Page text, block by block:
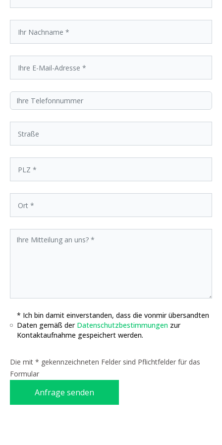
* Ich bin damit einverstanden, dass die vonmir übersandten
Daten gemäß der Datenschutzbestimmungen zur
Kontaktaufnahme gespeichert werden.
Die mit * gekennzeichneten Felder sind Pflichtfelder für das
Formular
Anfrage senden